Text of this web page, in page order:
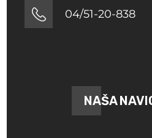
04/51-20-838
NAŠA